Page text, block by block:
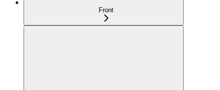
Front